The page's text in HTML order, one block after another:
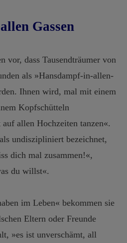
Gassen
vor, dass Tausendträumer von
als »Hansdampf-in-allen-
Ihnen wird, mal mit einem
Kopfschütteln
allen Hochzeiten tanzen«.
undiszipliniert bezeichnet,
dich mal zusammen!«,
du willst«.
im Leben« bekommen sie
Eltern oder Freunde
»es ist unverschämt, all